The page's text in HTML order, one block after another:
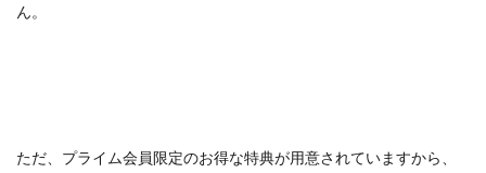
ん。
ただ、プライム会員限定のお得な特典が用意されていますから、